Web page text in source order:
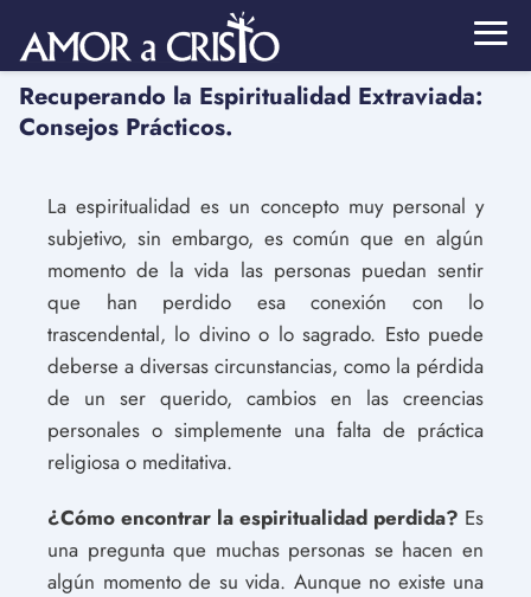
Recuperando la Espiritualidad Extraviada:
Consejos Prácticos.
La espiritualidad es un concepto muy personal y
subjetivo, sin embargo, es común que en algún
momento de la vida las personas puedan sentir
que han perdido esa conexión con lo
trascendental, lo divino o lo sagrado. Esto puede
deberse a diversas circunstancias, como la pérdida
de un ser querido, cambios en las creencias
personales o simplemente una falta de práctica
religiosa o meditativa.
¿Cómo encontrar la espiritualidad perdida? Es
una pregunta que muchas personas se hacen en
algún momento de su vida. Aunque no existe una